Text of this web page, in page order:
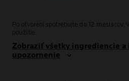
Po otvorení spotrebujte do 12 mesiacov.
použitie.
Zobraziť všetky ingrediencie a
upozornenie